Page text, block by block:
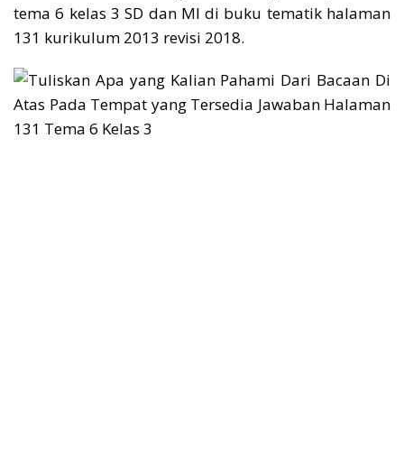
tema 6 kelas 3 SD dan MI di buku tematik halaman
131 kurikulum 2013 revisi 2018.